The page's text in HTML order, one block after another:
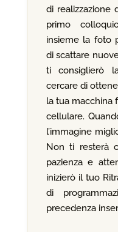
di realizzazione
primo
insieme la foto
di scattare
ti consiglierò
cercare di
la tua macchina
cellulare.
l’immagine
Non ti resterà
pazienza e
inizierò il tuo
di
precedenza